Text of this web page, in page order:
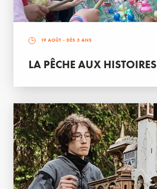
19 AOÛT - DÈS 3 ANS
LA PÊCHE AUX HISTOIRES